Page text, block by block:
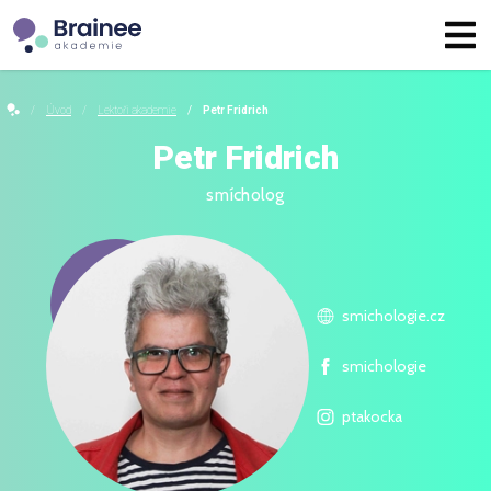
Úvod Lektoři akademie Petr Fridrich
Petr Fridrich
smícholog
smichologie.cz
smichologie
ptakocka